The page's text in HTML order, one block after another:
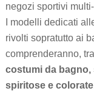
negozi sportivi
I modelli dedicati
rivolti sopratutto ai
comprenderanno,
costumi da bagno,
spiritose e